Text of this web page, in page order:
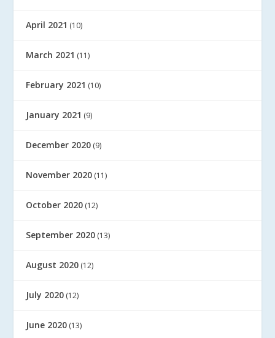
April 2021 (10)
March 2021 (11)
February 2021 (10)
January 2021 (9)
December 2020 (9)
November 2020 (11)
October 2020 (12)
September 2020 (13)
August 2020 (12)
July 2020 (12)
June 2020 (13)